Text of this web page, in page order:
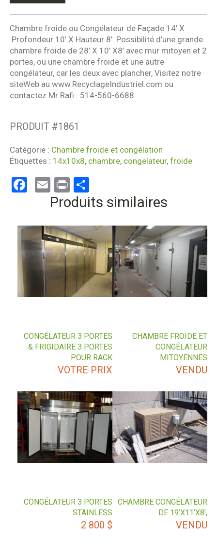
Chambre froide ou Congélateur de Façade 14’ X
Profondeur 10’ X Hauteur 8’. Possibilité d’une grande
chambre froide de 28’ X 10’ X8’ avec mur mitoyen et 2
portes, ou une chambre froide et une autre
congélateur, car les deux avec plancher, Visitez notre
siteWeb au www.RecyclageIndustriel.com ou
contactez Mr Rafi : 514-560-6688
PRODUIT #1861
Catégorie : Chambre froide et congélation
Étiquettes : 14x10x8, chambre, congelateur, froide
Facebook
Email
Print
Produits similaires
CHAMBRE FROIDE ET
CONGÉLATEUR
MITOYENNES
VENDU
CONGÉLATEUR 3 PORTES
& FRIGIDAIRE 3 PORTES
POUR RACK
VOTRE PRIX
CHAMBRE CONGÉLATEUR
DE 19’X11’X8′,
VENDU
CONGÉLATEUR 3 PORTES
STAINLESS
2 800 $